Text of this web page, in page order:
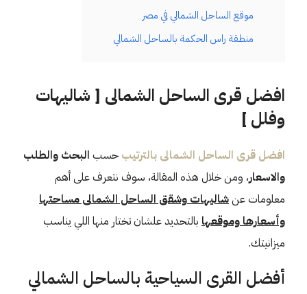
موقع الساحل الشمالي في مصر
منطقة راس الحكمة بالساحل الشمالي
افضل قرى الساحل الشمالى [ شاليهات
وفلل ]
افضل قرى الساحل الشمالى بالترتيب حسب البحث والطلب
والاسعار، ومن خلال هذه المقالة، سوف نتعرف على أهم
معلومات عنشاليهات وشقق الساحل الشمالى مساحتها
وأسعارها وموقعها بالتحديد علشان تختار منها اللي يناسب
ميزانيتك.
أفضل القرى السياحية بالساحل الشمالي